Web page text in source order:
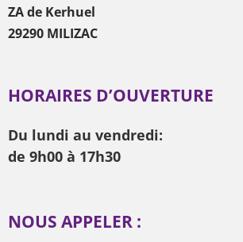
ZA de Kerhuel
29290 MILIZAC
HORAIRES D’OUVERTURE
Du lundi au vendredi:
de 9h00 à 17h30
NOUS APPELER :